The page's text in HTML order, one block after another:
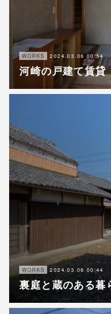
WORKS 2024.03.06 00:54
河崎の戸建て賃貸
WORKS 2024.03.06 00:44
裏庭と蔵のある暮